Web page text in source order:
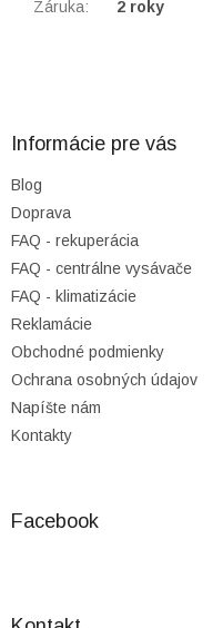
Záruka: 2 roky
Informácie pre vás
Blog
Doprava
FAQ - rekuperácia
FAQ - centrálne vysávače
FAQ - klimatizácie
Reklamácie
Obchodné podmienky
Ochrana osobných údajov
Napíšte nám
Kontakty
Facebook